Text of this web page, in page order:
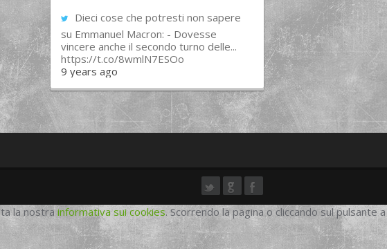
Dieci cose che potresti non sapere
su Emmanuel Macron: - Dovesse
vincere anche il secondo turno delle...
https://t.co/8wmlN7ESOo
9 years ago
la nostra informativa sui cookies. Scorrendo la pagina o cliccando sul pulsante a